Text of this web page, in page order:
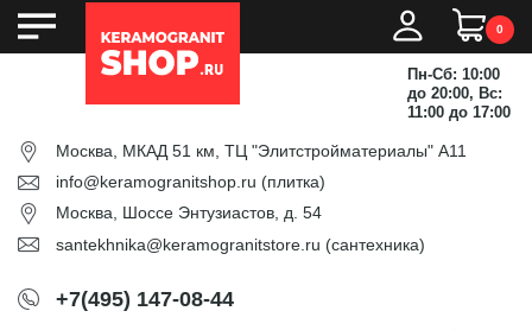
0
Пн-Сб: 10:00
до 20:00, Вс:
11:00 до 17:00
Москва, МКАД 51 км, ТЦ "Элитстройматериалы" А11
info@keramogranitshop.ru (плитка)
Москва, Шоссе Энтузиастов, д. 54
santekhnika@keramogranitstore.ru (сантехника)
+7(495) 147-08-44